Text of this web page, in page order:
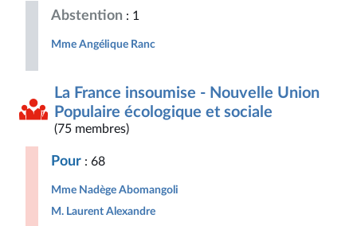
Abstention : 1
Mme Angélique Ranc
La France insoumise - Nouvelle Union
Populaire écologique et sociale
(75 membres)
Pour : 68
Mme Nadège Abomangoli
M. Laurent Alexandre